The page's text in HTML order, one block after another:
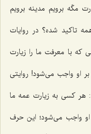
مكّه برویم مدینه برویم
تاكید شده؟ در روایات
كه با معرفت ما را زیارت
او واجب می‌شود! روایتی
هر كسی به زیارت عمه ما
واجب می‌شود؛ این حرف